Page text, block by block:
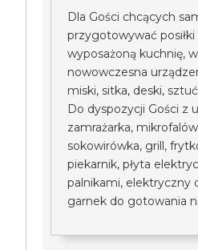
Dla Gości chcących
przygotowywać
wyposażoną kuchnię,
nowowczesna
miski, sitka, deski,
Do dyspozycji Gości z
zamrażarka,
sokowirówka, grill,
piekarnik, płyta
palnikami, elektryczny
garnek do gotowania